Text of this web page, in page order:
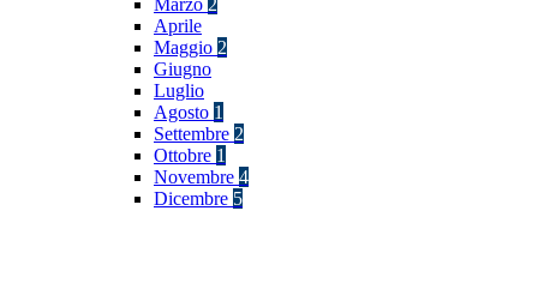
Marzo 2
Aprile
Maggio 2
Giugno
Luglio
Agosto 1
Settembre 2
Ottobre 1
Novembre 4
Dicembre 5